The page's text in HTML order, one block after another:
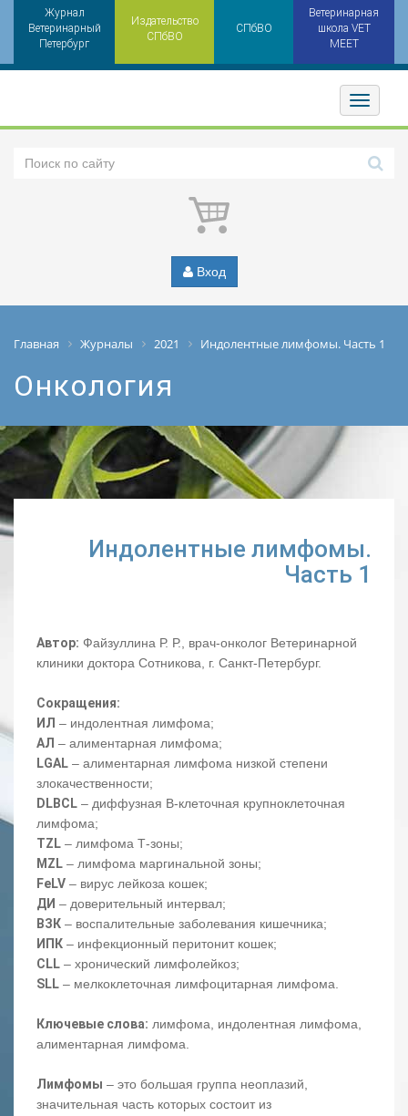
Журнал
Ветеринарный
Петербург
Издательство
СПбВО
СПбВО
Ветеринарная
школа VET
MEET
Toggler
Вход
Главная Журналы 2021 Индолентные лимфомы. Часть 1
Онкология
Индолентные лимфомы.
Часть 1
Автор: Файзуллина Р. Р., врач-онколог Ветеринарной
клиники доктора Сотникова, г. Санкт-Петербург.
Сокращения:
ИЛ – индолентная лимфома;
АЛ – алиментарная лимфома;
LGAL – алиментарная лимфома низкой степени
злокачественности;
DLBCL – диффузная В-клеточная крупноклеточная
лимфома;
TZL – лимфома Т-зоны;
MZL – лимфома маргинальной зоны;
FeLV – вирус лейкоза кошек;
ДИ – доверительный интервал;
ВЗК – воспалительные заболевания кишечника;
ИПК – инфекционный перитонит кошек;
СLL – хронический лимфолейкоз;
SLL – мелкоклеточная лимфоцитарная лимфома.
Ключевые слова: лимфома, индолентная лимфома,
алиментарная лимфома.
Лимфомы – это большая группа неоплазий,
значительная часть которых состоит из